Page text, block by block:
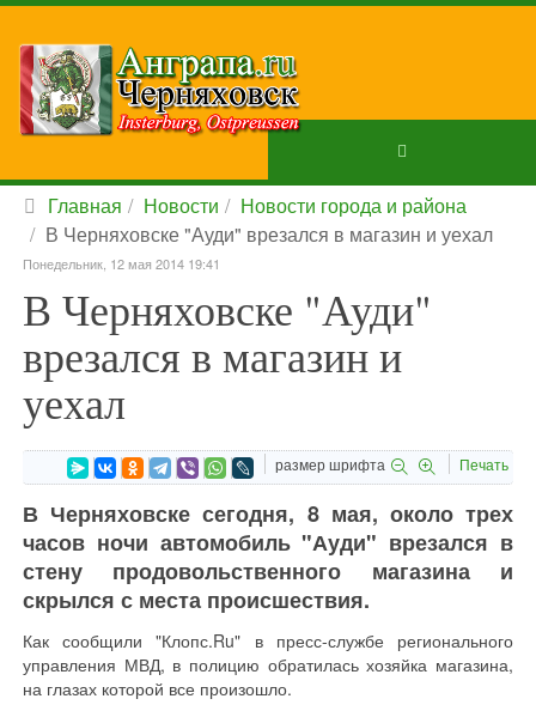
Главная Новости
Новости города и района
В Черняховске "Ауди" врезался в магазин и уехал
Понедельник, 12 мая 2014 19:41
В Черняховске "Ауди"
врезался в магазин и
уехал
размер шрифта Печать
В Черняховске сегодня, 8 мая, около трех
часов ночи автомобиль "Ауди" врезался в
стену продовольственного магазина и
скрылся с места происшествия.
Как сообщили "Клопс.Ru" в пресс-службе регионального
управления МВД, в полицию обратилась хозяйка магазина,
на глазах которой все произошло.